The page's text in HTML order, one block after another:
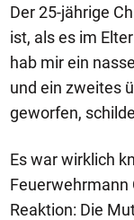
Der 25-jährige
ist, als es im
hab mir ein
und ein zweites
geworfen,
Es war wirklich
Feuerwehrmann
Reaktion: Die